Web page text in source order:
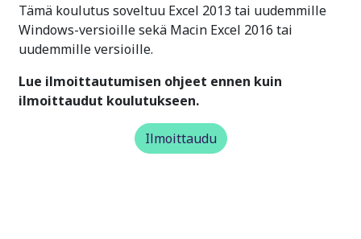
Tämä koulutus soveltuu Excel 2013 tai uudemmille
Windows-versioille sekä Macin Excel 2016 tai
uudemmille versioille.
Lue ilmoittautumisen ohjeet ennen kuin
ilmoittaudut koulutukseen.
Ilmoittaudu